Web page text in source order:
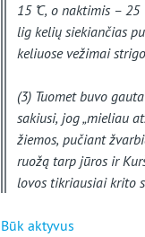
15˚C, o naktimis –
lig kelių siekiančias
keliuose vežimai
(3) Tuomet buvo
sakiusi, jog „mieliau
žiemos, pučiant
ruožą tarp jūros ir
lovos tikriausiai krito
Būk aktyvus